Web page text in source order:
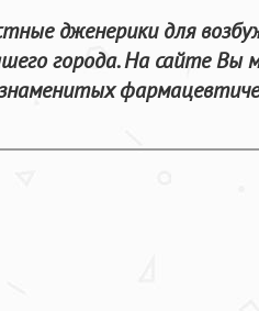
дженерики для
города. На сайте Вы